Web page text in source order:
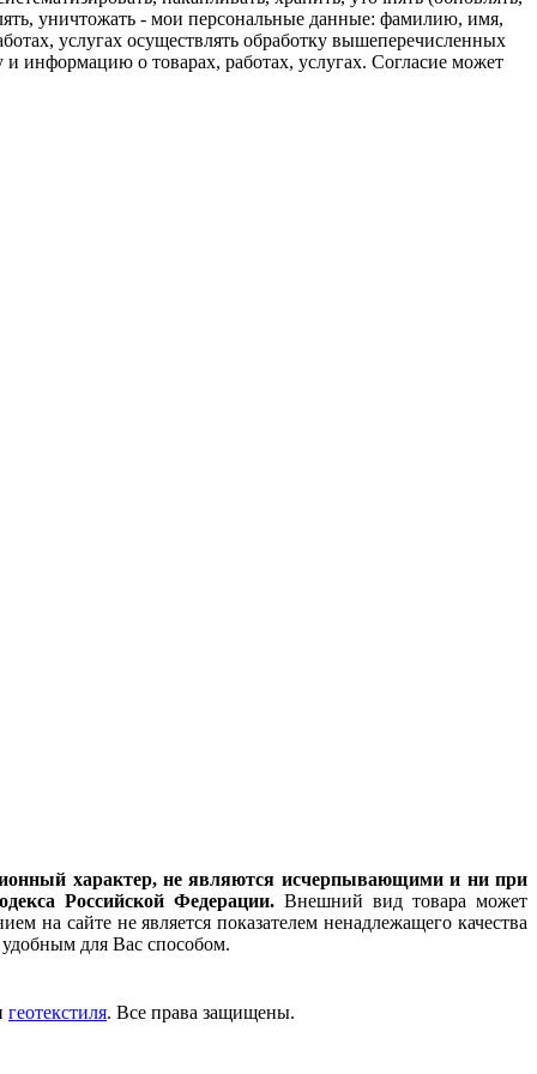
уничтожать - мои персональные данные: фамилию, имя,
услугах осуществлять обработку вышеперечисленных
информацию о товарах, работах, услугах. Согласие может
характер, не являются исчерпывающими и ни при
Российской Федерации. Внешний вид товара может
на сайте не является показателем ненадлежащего качества
для Вас способом.
геотекстиля. Все права защищены.